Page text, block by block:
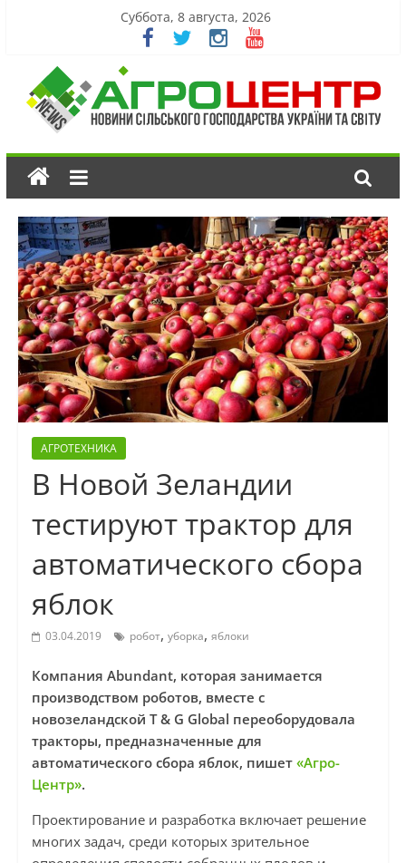
Суббота, 8 августа, 2026
АГРОТЕХНИКА
В Новой Зеландии
тестируют трактор для
автоматического сбора
яблок
03.04.2019 робот, уборка, яблоки
Компания Abundant, которая занимается
производством роботов, вместе с
новозеландской T & G Global переоборудовала
тракторы, предназначенные для
автоматического сбора яблок, пишет «Агро-
Центр».
Проектирование и разработка включает решение
многих задач, среди которых зрительное